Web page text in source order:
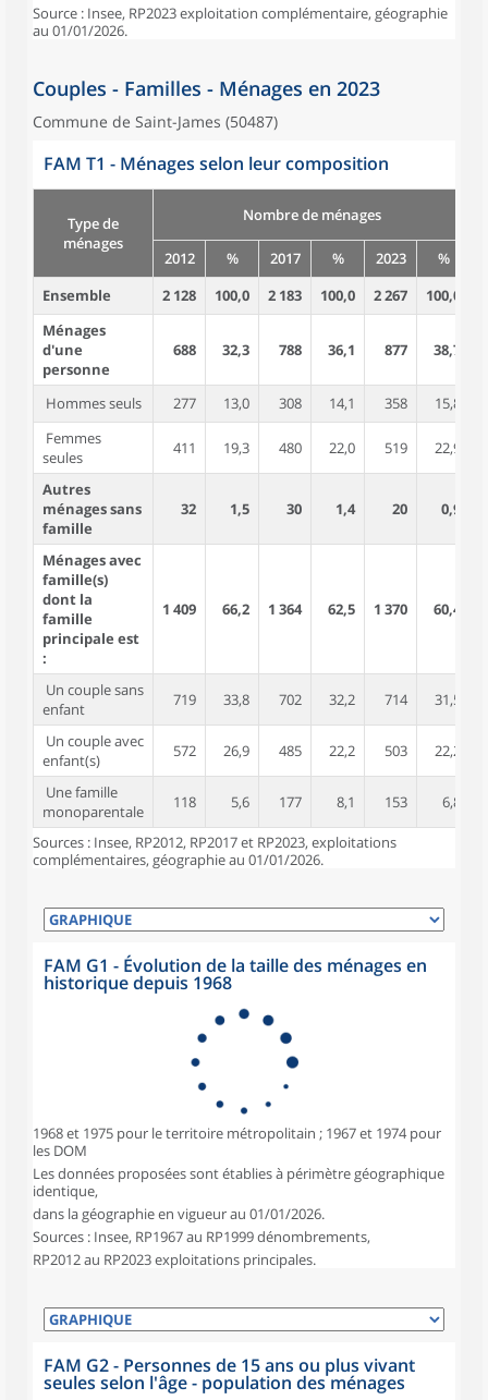
Source : Insee, RP2023 exploitation complémentaire, géographie
au 01/01/2026.
Couples - Familles - Ménages en 2023
Commune de Saint-James (50487)
FAM T1 - Ménages selon leur composition
Type de
ménages
Nombre de ménages
2012 % 2017 % 2023 %
Ensemble
2 128 100,0 2 183 100,0 2 267 100,0
Ménages
d'une
personne
688 32,3 788 36,1 877 38,7
Hommes seuls 277 13,0 308 14,1 358
15,8
Femmes
seules
411 19,3 480 22,0 519 22,9
Autres
ménages sans
famille
32 1,5 30 1,4 20 0,9
Ménages avec
famille(s)
dont la
famille
principale est
:
1 409 66,2 1 364 62,5 1 370 60,4
Un couple sans
enfant
719 33,8 702 32,2 714 31,5
Un couple avec
enfant(s)
572 26,9 485 22,2 503 22,2
Une famille
monoparentale
118 5,6 177 8,1 153 6,8
Sources : Insee, RP2012, RP2017 et RP2023, exploitations
complémentaires, géographie au 01/01/2026.
FAM G1 - Évolution de la taille des ménages en
historique depuis 1968
1968 et 1975 pour le territoire métropolitain ; 1967 et 1974 pour
les DOM
Les données proposées sont établies à périmètre géographique
identique,
dans la géographie en vigueur au 01/01/2026.
Sources : Insee, RP1967 au RP1999 dénombrements,
RP2012 au RP2023 exploitations principales.
FAM G2 - Personnes de 15 ans ou plus vivant
seules selon l'âge - population des ménages